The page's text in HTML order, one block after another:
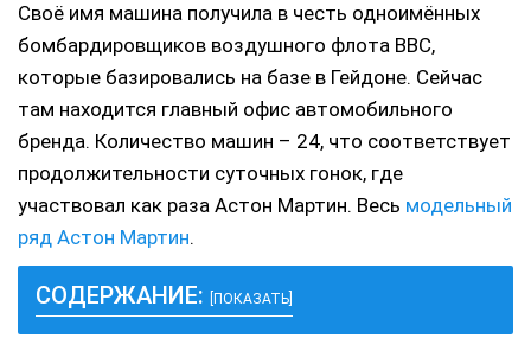
Своё имя машина получила в честь одноимённых
бомбардировщиков воздушного флота ВВС,
которые базировались на базе в Гейдоне. Сейчас
там находится главный офис автомобильного
бренда. Количество машин – 24, что соответствует
продолжительности суточных гонок, где
участвовал как раза Астон Мартин. Весь модельный
ряд Астон Мартин.
СОДЕРЖАНИЕ: [ПОКАЗАТЬ]